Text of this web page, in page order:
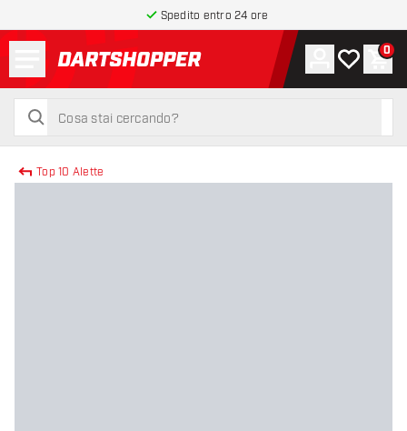
Spedito entro 24 ore
torna alla home page
cerca
cerca
Account
La mia0
Top 10 Alette